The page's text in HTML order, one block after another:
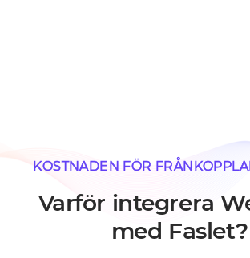
KOSTNADEN FÖR
Varför integrera
med Faslet?